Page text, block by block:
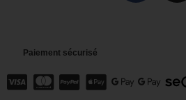
Paiement sécurisé